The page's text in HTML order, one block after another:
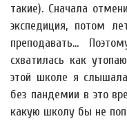
такие). Сначала
экспедиция, потом
преподавать...
схватилась как
этой школе я
без пандемии в это
какую школу бы не